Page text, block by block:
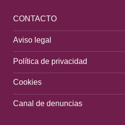
CONTACTO
Aviso legal
Política de privacidad
Cookies
Canal de denuncias